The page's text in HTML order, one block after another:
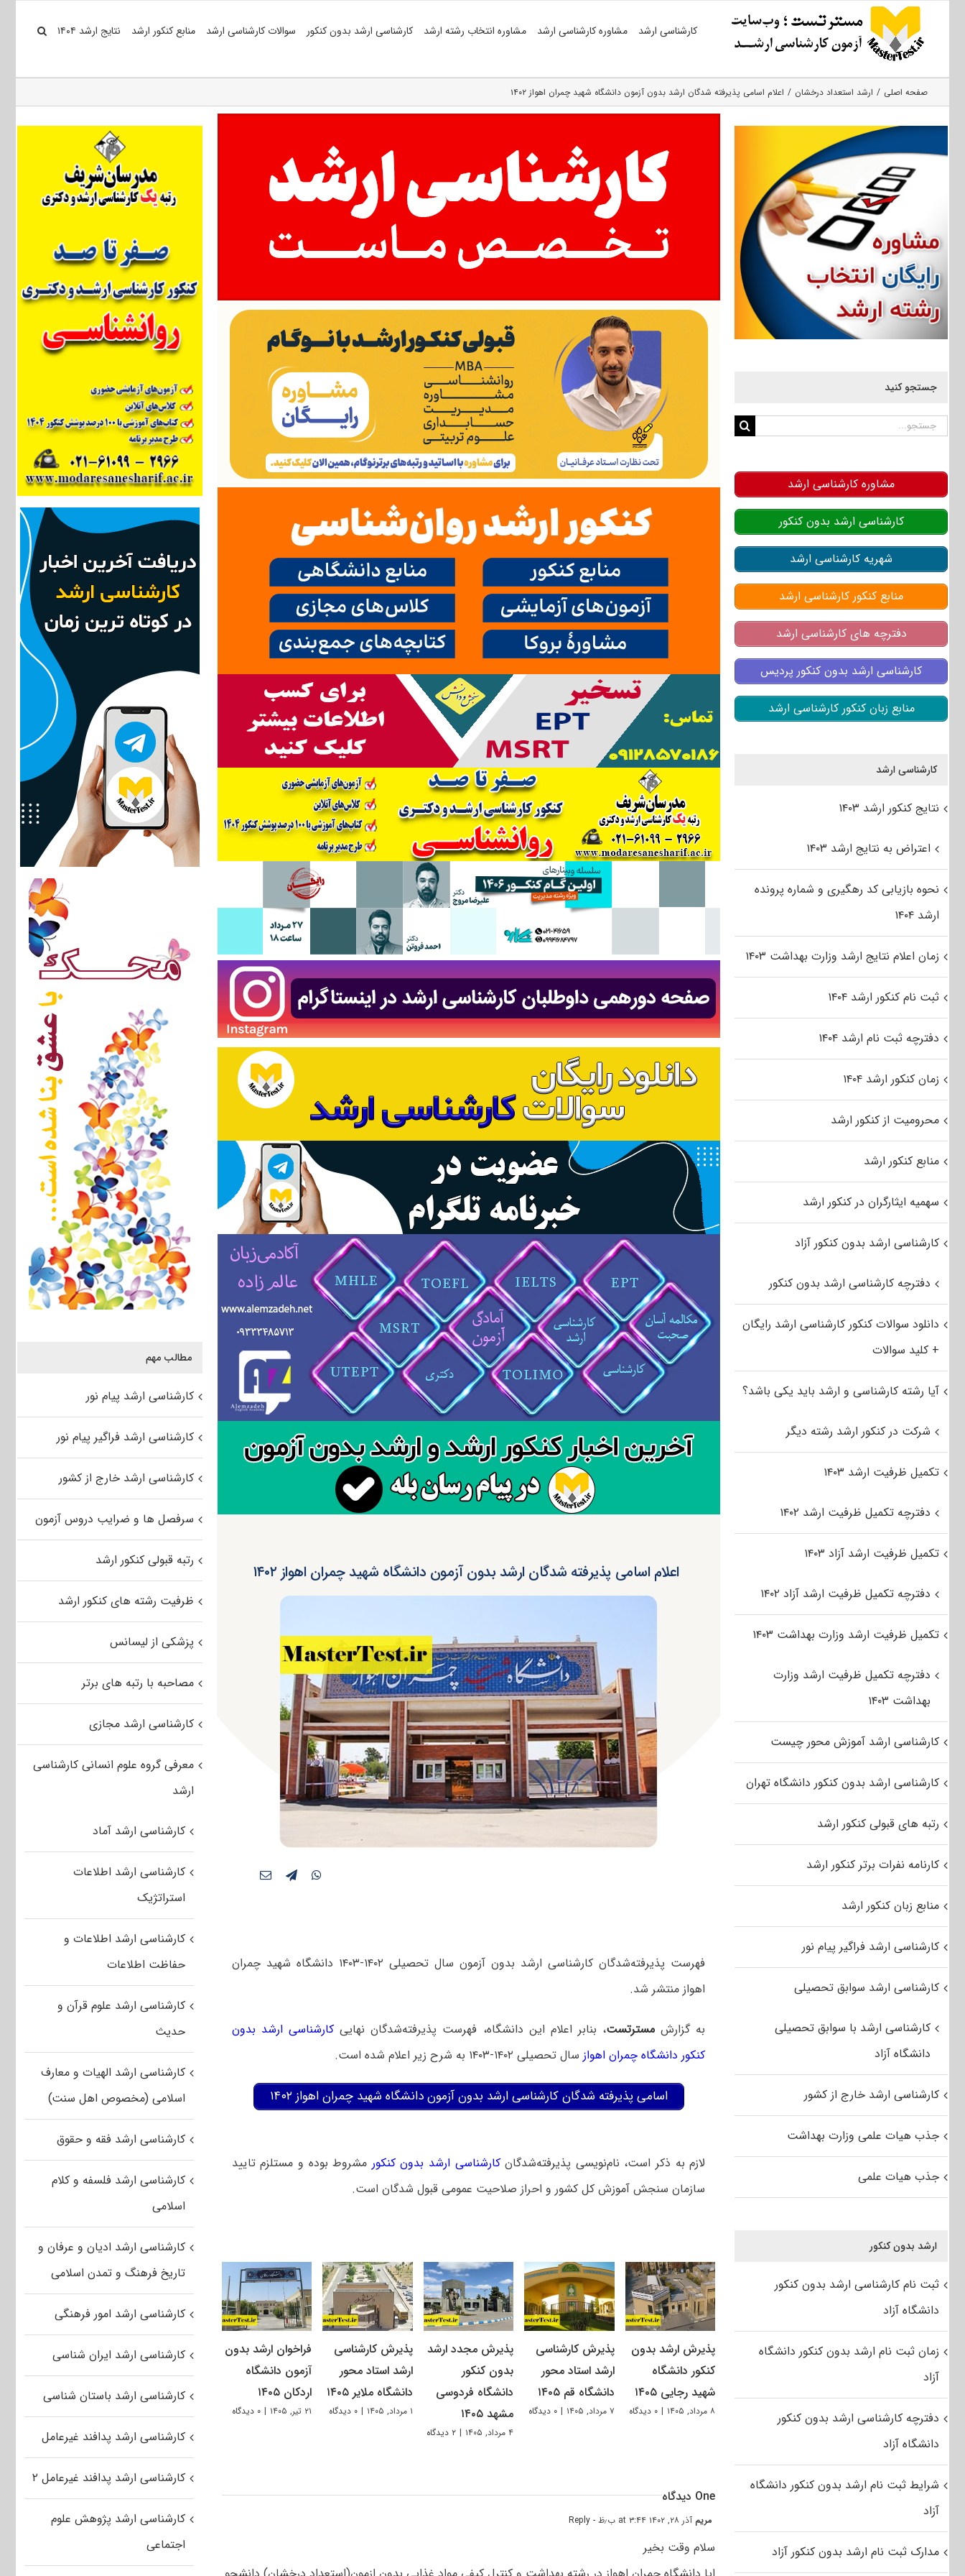
کارشناسی ارشد مشاوره کارشناسی ارشد مشاوره انتخاب رشته ارشد کارشناسی ارشد بدون کنکور سوالات کارشناسی ارشد منابع کنکور ارشد نتایج ارشد ۱۴۰۴
صفحه اصلی ارشد استعداد درخشان اعلام اسامی پذیرفته شدگان ارشد بدون آزمون دانشگاه شهید چمران اهواز ۱۴۰۲
اعلام اسامی پذیرفته شدگان ارشد بدون آزمون دانشگاه شهید چمران اهواز ۱۴۰۲
فهرست پذیرفته‌شدگان کارشناسی ارشد بدون آزمون سال تحصیلی ۱۴۰۲-۱۴۰۳ دانشگاه شهید چمران
اهواز منتشر شد.
به گزارش مسترتست، بنابر اعلام این دانشگاه، فهرست پذیرفته‌شدگان نهایی کارشناسی ارشد بدون
کنکور دانشگاه چمران اهوازسال تحصیلی ۱۴۰۲-۱۴۰۳ به شرح زیر اعلام شده است.
اسامی پذیرفته شدگان کارشناسی ارشد بدون آزمون دانشگاه شهید چمران اهواز ۱۴۰۲
لازم به ذکر است، نام‌نویسی پذیرفته‌شدگانکارشناسی ارشد بدون کنکور مشروط بوده و مستلزم تایید
سازمان سنجش آموزش کل کشور و احراز صلاحیت عمومی قبول شدگان است.
پذیرش ارشد بدون
کنکور دانشگاه
شهید رجایی ۱۴۰۵
۸ مرداد, ۱۴۰۵ | ۰ دیدگاه
پذیرش کارشناسی
ارشد استاد محور
دانشگاه قم ۱۴۰۵
۷ مرداد, ۱۴۰۵ | ۰ دیدگاه
پذیرش مجدد ارشد
بدون کنکور
دانشگاه فردوسی
مشهد ۱۴۰۵
۴ مرداد, ۱۴۰۵ | ۲ دیدگاه
پذیرش کارشناسی
ارشد استاد محور
دانشگاه ملایر ۱۴۰۵
۱ مرداد, ۱۴۰۵ | ۰ دیدگاه
فراخوان ارشد بدون
آزمون دانشگاه
اردکان ۱۴۰۵
۲۱ تیر, ۱۴۰۵ | ۰ دیدگاه
One دیدگاه
مریم آذر ۲۸, ۱۴۰۲ at ۳:۴۴ ب٫ظ - Reply
سلام وقت بخیر
مطالب مهم
کارشناسی ارشد پیام نور
کارشناسی ارشد فراگیر پیام نور
کارشناسی ارشد خارج از کشور
سرفصل ها و ضرایب دروس آزمون
رتبه قبولی کنکور ارشد
ظرفیت رشته های کنکور ارشد
پزشکی از لیسانس
مصاحبه با رتبه های برتر
کارشناسی ارشد مجازی
معرفی گروه علوم انسانی کارشناسی
ارشد
کارشناسی ارشد آماد
کارشناسی ارشد اطلاعات
استراتژیک
کارشناسی ارشد اطلاعات و
حفاظت اطلاعات
کارشناسی ارشد علوم قرآن و
حدیث
کارشناسی ارشد الهیات و معارف
اسلامی (مخصوص اهل سنت)
کارشناسی ارشد فقه و حقوق
کارشناسی ارشد فلسفه و کلام
اسلامی
کارشناسی ارشد ادیان و عرفان و
تاریخ فرهنگ و تمدن اسلامی
کارشناسی ارشد امور فرهنگی
کارشناسی ارشد ایران شناسی
کارشناسی ارشد باستان شناسی
کارشناسی ارشد پدافند غیرعامل
کارشناسی ارشد پدافند غیرعامل ۲
کارشناسی ارشد پژوهش علوم
اجتماعی
جستجو کنید
جستجو
مشاوره کارشناسی ارشد
کارشناسی ارشد بدون کنکور
شهریه کارشناسی ارشد
منابع کنکور کارشناسی ارشد
دفترچه های کارشناسی ارشد
کارشناسی ارشد بدون کنکور پردیس
منابع زبان کنکور کارشناسی ارشد
کارشناسی ارشد
نتایج کنکور ارشد ۱۴۰۳
اعتراض به نتایج ارشد ۱۴۰۳
نحوه بازیابی کد رهگیری و شماره پرونده
ارشد ۱۴۰۴
زمان اعلام نتایج ارشد وزارت بهداشت ۱۴۰۳
ثبت نام کنکور ارشد ۱۴۰۴
دفترچه ثبت نام ارشد ۱۴۰۴
زمان کنکور ارشد ۱۴۰۴
محرومیت از کنکور ارشد
منابع کنکور ارشد
سهمیه ایثارگران در کنکور ارشد
کارشناسی ارشد بدون کنکور آزاد
دفترچه کارشناسی ارشد بدون کنکور
دانلود سوالات کنکور کارشناسی ارشد رایگان
+ کلید سوالات
آیا رشته کارشناسی و ارشد باید یکی باشد؟
شرکت در کنکور ارشد رشته دیگر
تکمیل ظرفیت ارشد ۱۴۰۳
دفترچه تکمیل ظرفیت ارشد ۱۴۰۲
تکمیل ظرفیت ارشد آزاد ۱۴۰۳
دفترچه تکمیل ظرفیت ارشد آزاد ۱۴۰۲
تکمیل ظرفیت ارشد وزارت بهداشت ۱۴۰۳
دفترچه تکمیل ظرفیت ارشد وزارت
بهداشت ۱۴۰۳
کارشناسی ارشد آموزش محور چیست
کارشناسی ارشد بدون کنکور دانشگاه تهران
رتبه های قبولی کنکور ارشد
کارنامه نفرات برتر کنکور ارشد
منابع زبان کنکور ارشد
کارشناسی ارشد فراگیر پیام نور
کارشناسی ارشد سوابق تحصیلی
کارشناسی ارشد با سوابق تحصیلی
دانشگاه آزاد
کارشناسی ارشد خارج از کشور
جذب هیات علمی وزارت بهداشت
جذب هیات علمی
ارشد بدون کنکور
ثبت نام کارشناسی ارشد بدون کنکور
دانشگاه آزاد
زمان ثبت نام ارشد بدون کنکور دانشگاه
آزاد
دفترچه کارشناسی ارشد بدون کنکور
دانشگاه آزاد
شرایط ثبت نام ارشد بدون کنکور دانشگاه
آزاد
مدارک ثبت نام ارشد بدون کنکور آزاد